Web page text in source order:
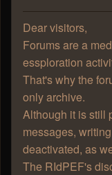
Dear visitors,
Forums are a
essploration
That's why the
only archive.
Although it is still
messages,
deactivated, as
The RIdPEF's
(je te
expliquais bien à
Mais bon , avant
envie d'y participer.
Merci Mjollna et